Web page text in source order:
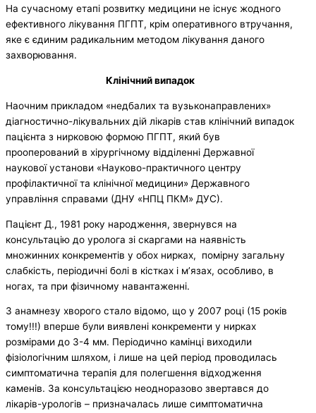
На сучасному етапі розвитку медицини не існує жодного
ефективного лікування ПГПТ, крім оперативного втручання,
яке є єдиним радикальним методом лікування даного
захворювання.
Клінічний випадок
Наочним прикладом «недбалих та вузьконаправлених»
діагностично-лікувальних дій лікарів став клінічний випадок
пацієнта з нирковою формою ПГПТ, який був
прооперований в хірургічному відділенні Державної
наукової установи «Науково-практичного центру
профілактичної та клінічної медицини» Державного
управління справами (ДНУ «НПЦ ПКМ» ДУС).
Пацієнт Д., 1981 року народження, звернувся на
консультацію до уролога зі скаргами на наявність
множинних конкрементів у обох нирках, помірну загальну
слабкість, періодичні болі в кістках і м’язах, особливо, в
ногах, та при фізичному навантаженні.
З анамнезу хворого стало відомо, що у 2007 році (15 років
тому!!!) вперше були виявлені конкременти у нирках
розмірами до 3-4 мм. Періодично камінці виходили
фізіологічним шляхом, і лише на цей період проводилась
симптоматична терапія для полегшення відходження
каменів. За консультацією неодноразово звертався до
лікарів-урологів – призначалась лише симптоматична